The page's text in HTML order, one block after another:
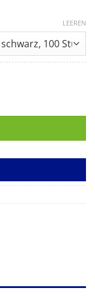
LEEREN